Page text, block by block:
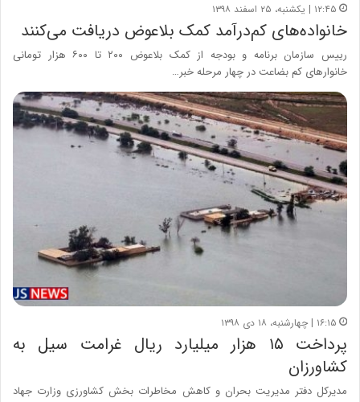
۱۲:۴۵ | یکشنبه، ۲۵ اسفند ۱۳۹۸
خانواده‌های کم‌درآمد کمک بلاعوض دریافت می‌کنند
رییس سازمان برنامه و بودجه از کمک بلاعوض ۲۰۰ تا ۶۰۰ هزار تومانی
خانوارهای کم بضاعت در چهار مرحله خبر…
۱۶:۱۵ | چهارشنبه، ۱۸ دی ۱۳۹۸
پرداخت ۱۵ هزار میلیارد ریال غرامت سیل به
کشاورزان
مدیرکل دفتر مدیریت بحران و کاهش مخاطرات بخش کشاورزی وزارت جهاد